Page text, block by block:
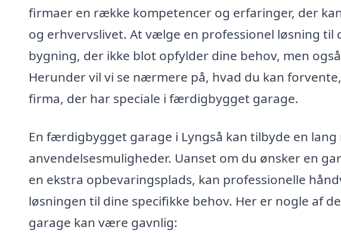
firmaer en række kompetencer og erfaringer, der
og erhvervslivet. At vælge en professionel løsning til
bygning, der ikke blot opfylder dine behov, men
Herunder vil vi se nærmere på, hvad du kan
firma, der har speciale i færdigbygget garage.
En færdigbygget garage i Lyngså kan tilbyde en
anvendelsesmuligheder. Uanset om du ønsker en
en ekstra opbevaringsplads, kan professionelle
løsningen til dine specifikke behov. Her er nogle af
garage kan være gavnlig: